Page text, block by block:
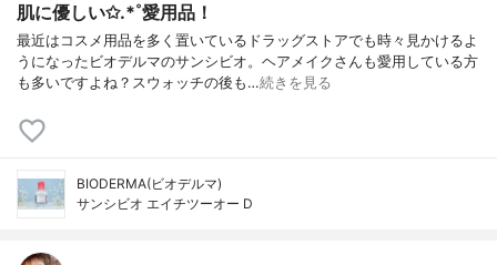
肌に優しい✩.*˚愛用品！
最近はコスメ用品を多く置いているドラッグストアでも時々見かけるよ
うになったビオデルマのサンシビオ。ヘアメイクさんも愛用している方
も多いですよね？スウォッチの後も…続きを見る
BIODERMA(ビオデルマ)
サンシビオ エイチツーオー D